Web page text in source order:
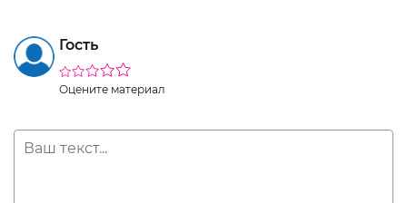
Гость
Оцените материал